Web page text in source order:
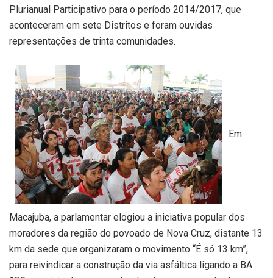
Plurianual Participativo para o período 2014/2017, que
aconteceram em sete Distritos e foram ouvidas
representações de trinta comunidades.
Em
Macajuba, a parlamentar elogiou a iniciativa popular dos
moradores da região do povoado de Nova Cruz, distante 13
km da sede que organizaram o movimento “É só 13 km”,
para reivindicar a construção da via asfáltica ligando a BA